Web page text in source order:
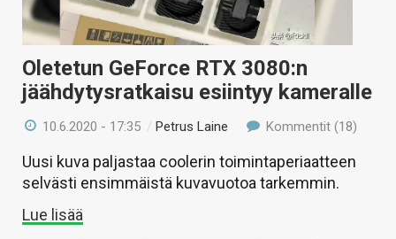
Oletetun GeForce RTX 3080:n
jäähdytysratkaisu esiintyy kameralle
10.6.2020 - 17:35 /Petrus Laine Kommentit (18)
Uusi kuva paljastaa coolerin toimintaperiaatteen
selvästi ensimmäistä kuvavuotoa tarkemmin.
Lue lisää